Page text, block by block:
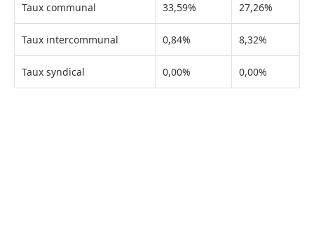
Taux communal 33,59% 27,26%
Taux intercommunal 0,84% 8,32%
Taux syndical 0,00% 0,00%